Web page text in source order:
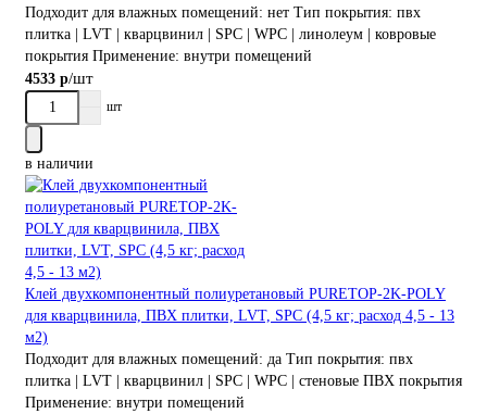
Подходит для влажных помещений: нет Тип покрытия: пвх
плитка | LVT | кварцвинил | SPC | WPC | линолеум | ковровые
покрытия Применение: внутри помещений
4533 р/шт
шт
в наличии
Клей двухкомпонентный полиуретановый PURETOP-2K-POLY
для кварцвинила, ПВХ плитки, LVT, SPC (4,5 кг; расход 4,5 - 13
м2)
Подходит для влажных помещений: да Тип покрытия: пвх
плитка | LVT | кварцвинил | SPC | WPC | стеновые ПВХ покрытия
Применение: внутри помещений